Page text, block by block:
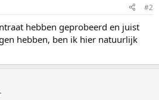
#2
hebben geprobeerd en juist
hebben, ben ik hier natuurlijk